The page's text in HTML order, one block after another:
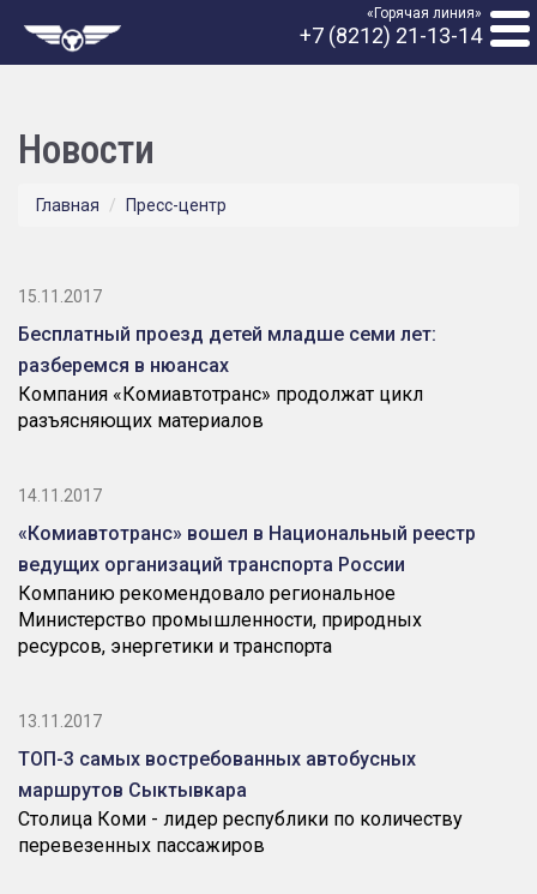
«Горячая линия»
+7 (8212) 21-13-14
Новости
Главная Пресс-центр
15.11.2017
Бесплатный проезд детей младше семи лет:
разберемся в нюансах
Компания «Комиавтотранс» продолжат цикл
разъясняющих материалов
14.11.2017
«Комиавтотранс» вошел в Национальный реестр
ведущих организаций транспорта России
Компанию рекомендовало региональное
Министерство промышленности, природных
ресурсов, энергетики и транспорта
13.11.2017
ТОП-3 самых востребованных автобусных
маршрутов Сыктывкара
Столица Коми - лидер республики по количеству
перевезенных пассажиров